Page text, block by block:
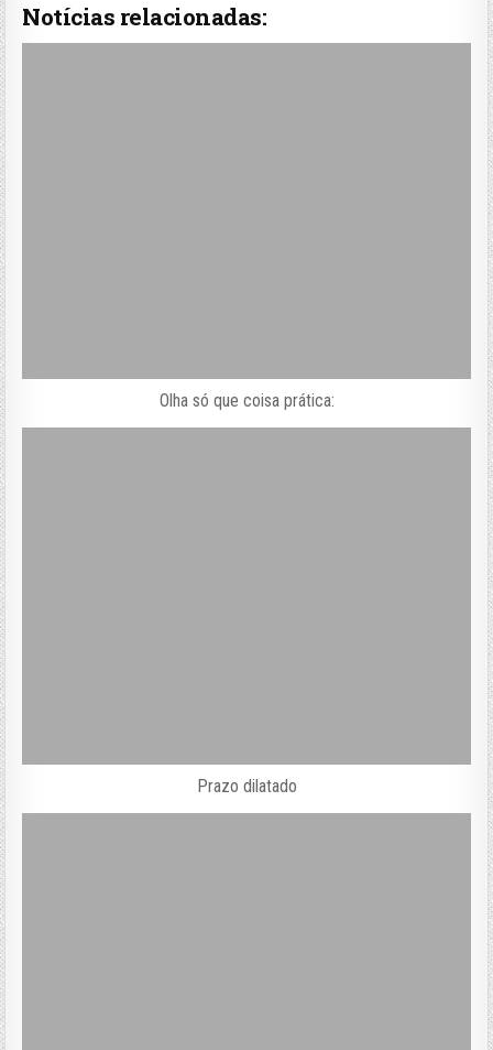
Notícias relacionadas:
Olha só que coisa prática:
Prazo dilatado